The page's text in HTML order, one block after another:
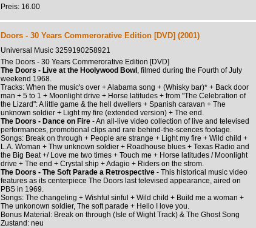
Preis: 16.00
Doors - 30 Years Commerorative Edition [DVD] (2001)
Universal Music 3259190258921
The Doors - 30 Years Commerorative Edition [DVD]
The Doors - Live at the Hoolywood Bowl , filmed during the Fourth of July
weekend 1968.
Tracks: When the music's over + Alabama song + (Whisky bar)* + Back door
man + 5 to 1 + Moonlight drive + Horse latitudes + from "The Celebration of
the Lizard": A little game & the hell dwellers + Spanish caravan + The
unknown soldier + Light my fire (extended version) + The end.
The Doors - Dance on Fire - An all-live video collection of live and televised
performances, promotional clips and rare behind-the-scences footage.
Songs: Break on through + People are strange + Light my fire + Wild child +
L.A. Woman + Thw unknown soldier + Roadhouse blues + Texas Radio and
the Big Beat +/ Love me two times + Touch me + Horse latitudes / Moonlight
drive + The end + Crystal ship + Adagio + Riders on the strom.
The Doors - The Soft Parade a Retrospective - This historical music video
features as its centerpiece The Doors last televised appearance, aired on
PBS in 1969.
Songs: The changeling + Wishful sinful + Wild child + Build me a woman +
The unkonown soldier, The soft parade + Hello I love you.
Bonus Material: Break on through (Isle of Wight Track) & The Ghost Song
Zustand: neu